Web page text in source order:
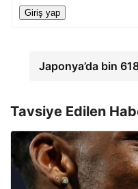
Giriş yap
Japonya’da bin
Tavsiye Edilen